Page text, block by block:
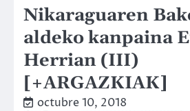
Nikaraguaren
aldeko kanpaina
Herrian (III)
[+ARGAZKIAK]
octubre 10, 2018